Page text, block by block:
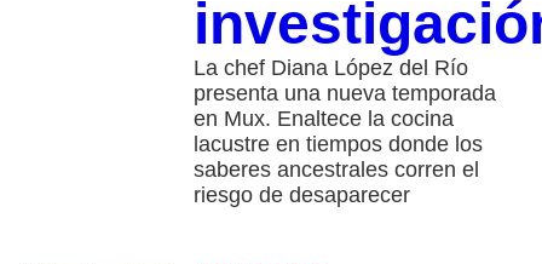
La chef Diana López del Río
presenta una nueva temporada
en Mux. Enaltece la cocina
lacustre en tiempos donde los
saberes ancestrales corren el
riesgo de desaparecer